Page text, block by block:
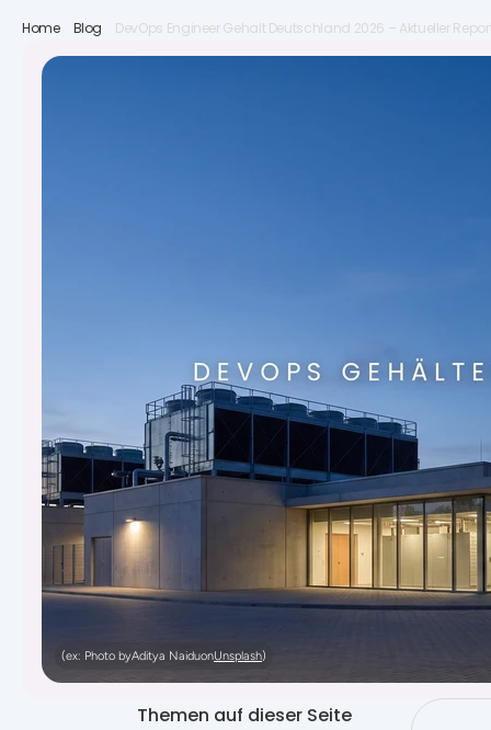
Home Blog DevOps Engineer Gehalt Deutschland 2026 – Aktueller
(ex: Photo byAditya NaiduonUnsplash)
Themen auf dieser Seite